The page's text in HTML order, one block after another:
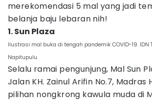
merekomendasi 5 mal yang jadi
belanja baju lebaran nih!
1. Sun Plaza
Ilustrasi mal buka di tengah pandemik COVID-19.
Napitupulu
Selalu ramai pengunjung, Mal Sun
Jalan KH. Zainul Arifin No.7, Madras
pilihan nongkrong kawula muda di